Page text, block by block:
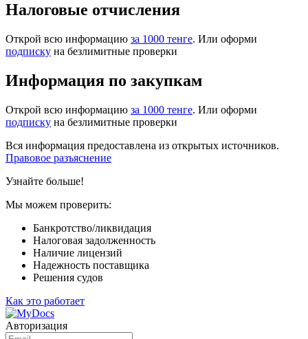
Налоговые отчисления
Открой всю информацию за 1000 тенге. Или оформи
подписку на безлимитные проверки
Информация по закупкам
Открой всю информацию за 1000 тенге. Или оформи
подписку на безлимитные проверки
Вся информация предоставлена из открытых источников.
Правовое разъяснение
Узнайте больше!
Мы можем проверить:
Банкротство/ликвидация
Налоговая задолженность
Наличие лицензий
Надежность поставщика
Решения судов
Как это работает
Авторизация